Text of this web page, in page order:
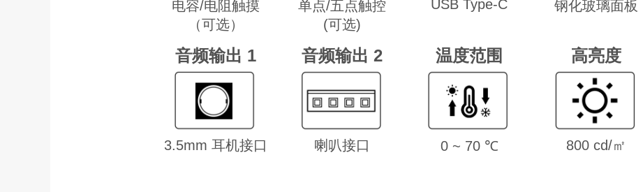
电容/电阻触摸
（可选）
单点/五点触控
(可选)
USB Type-C 钢化玻璃面板
音频输出 1
3.5mm 耳机接口
音频输出 2
喇叭接口
温度范围
0 ~ 70 ℃
高亮度
800 cd/㎡